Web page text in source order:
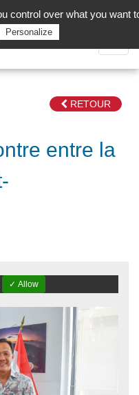
la
RETOUR
entre la
✓ Allow
control over what you want
Personalize